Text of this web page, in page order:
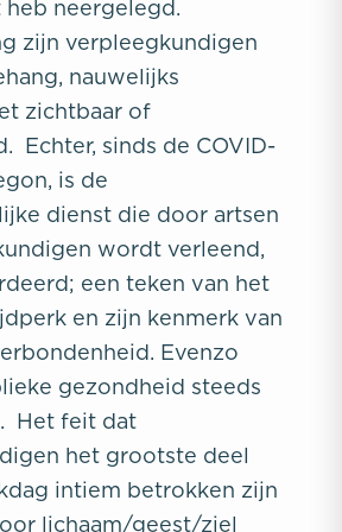
neergelegd.
zijn verpleegkundigen
nauwelijks
zichtbaar of
Echter, sinds de COVID-
is de
dienst die door artsen
wordt verleend,
een teken van het
en zijn kenmerk van
Evenzo
gezondheid steeds
Het feit dat
het grootste deel
intiem betrokken zijn
lichaam/geest/ziel